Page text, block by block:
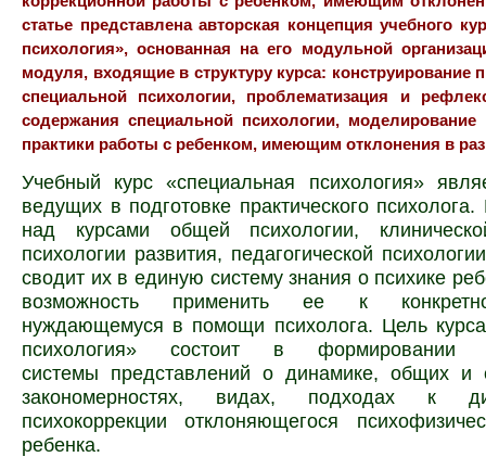
статье представлена авторская концепция учебного
психология», основанная на его модульной
модуля, входящие в структуру курса: конструирование
специальной психологии, проблематизация и
содержания специальной психологии, моделирование
практики работы с ребенком, имеющим отклонения в
Учебный курс «специальная психология»
ведущих в подготовке практического психолога.
над курсами общей психологии,
психологии развития, педагогической
сводит их в единую систему знания о психике
возможность применить ее к
нуждающемуся в помощи психолога. Цель
психология» состоит в формировании
системы представлений о динамике, общих и
закономерностях, видах, подходах к
психокоррекции отклоняющегося
ребенка.